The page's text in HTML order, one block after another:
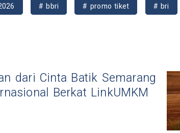
# bbri # promo tiket
# bri
dari Cinta Batik Semarang
Berkat LinkUMKM